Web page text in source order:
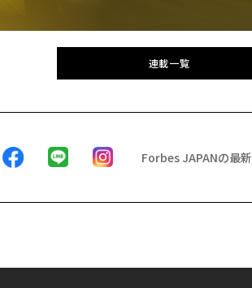
連載一覧
Forbes JAPANの最